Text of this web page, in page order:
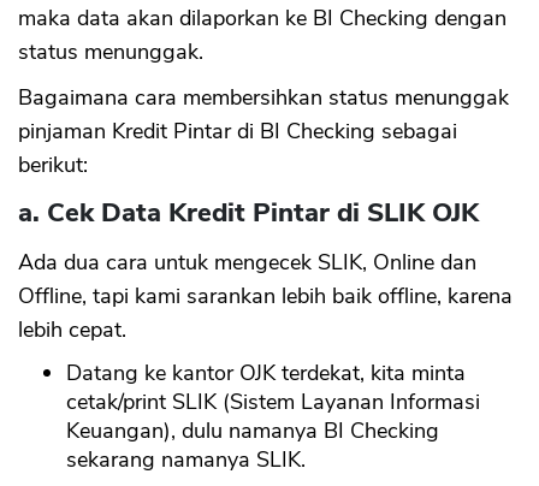
maka data akan dilaporkan ke BI Checking dengan
status menunggak.
Bagaimana cara membersihkan status menunggak
pinjaman Kredit Pintar di BI Checking sebagai
berikut:
a. Cek Data Kredit Pintar di SLIK OJK
Ada dua cara untuk mengecek SLIK, Online dan
Offline, tapi kami sarankan lebih baik offline, karena
lebih cepat.
Datang ke kantor OJK terdekat, kita minta
cetak/print SLIK (Sistem Layanan Informasi
Keuangan), dulu namanya BI Checking
sekarang namanya SLIK.